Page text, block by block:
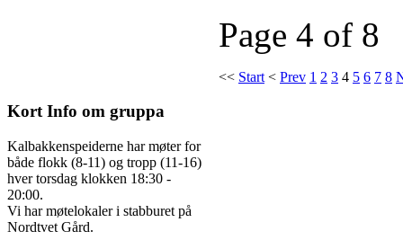
Page 4 of 8
<< Start < Prev 1 2 3 4 5 6 7 8
KortInfo om gruppa
Kalbakkenspeiderne har møter for
både flokk (8-11) og tropp (11-16)
hver torsdag klokken 18:30 -
20:00.
Vi har møtelokaler i stabburet på
Nordtvet Gård.